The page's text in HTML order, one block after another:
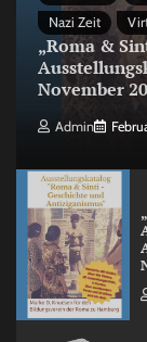
Nazi Zeit
„Roma &
November
Admin